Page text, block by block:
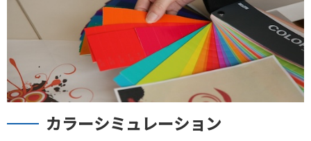
カラーシミュレーション